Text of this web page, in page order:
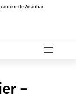
autour de Vidauban
–